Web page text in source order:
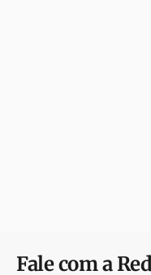
Fale com a